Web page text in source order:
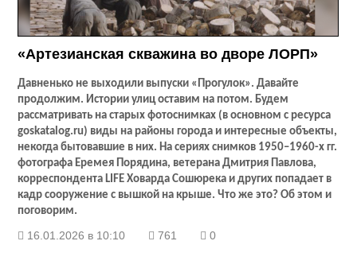
«Артезианская скважина во дворе ЛОРП»
Давненько не выходили выпуски «Прогулок». Давайте
продолжим. Истории улиц оставим на потом. Будем
рассматривать на старых фотоснимках (в основном с ресурса
goskatalog.ru) виды на районы города и интересные объекты,
некогда бытовавшие в них. На сериях снимков 1950–1960-х гг.
фотографа Еремея Порядина, ветерана Дмитрия Павлова,
корреспондентаLIFE Ховарда Сошюрека и других попадает в
кадр сооружение с вышкой на крыше. Что же это? Об этом и
поговорим.
16.01.2026 в 10:10 761 0